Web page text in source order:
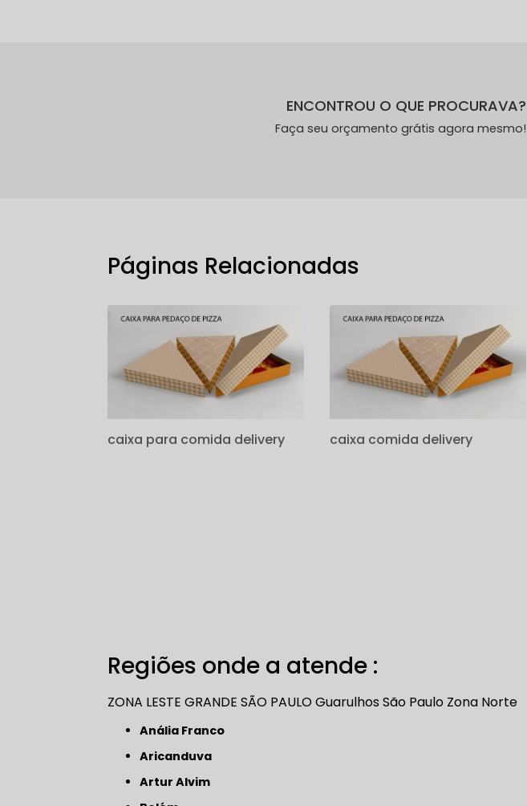
ENCONTROU O QUE PROCURAVA?
Faça seu orçamento grátis agora mesmo!
Páginas Relacionadas
caixa para comida delivery caixa comida delivery
Regiões onde a atende :
ZONA LESTE GRANDE SÃO PAULOGuarulhos São Paulo Zona Norte
Anália Franco
Aricanduva
Artur Alvim